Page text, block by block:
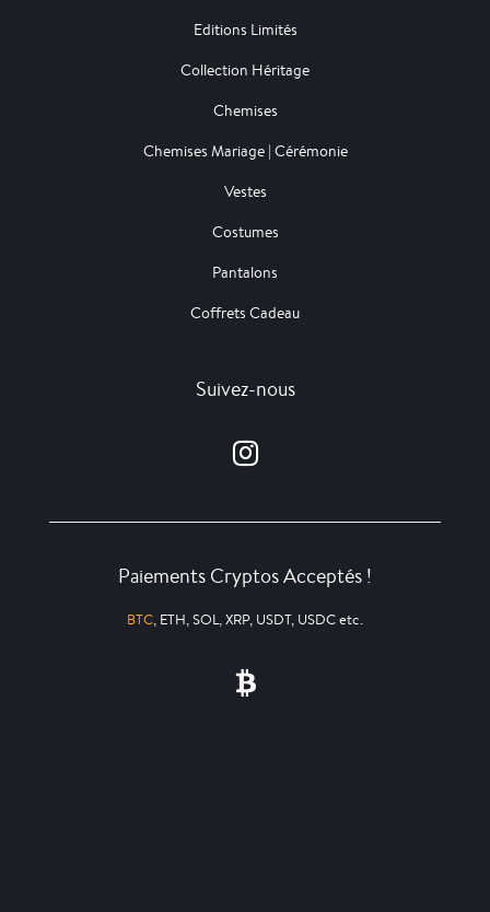
Editions Limités
Collection Héritage
Chemises
Chemises Mariage | Cérémonie
Vestes
Costumes
Pantalons
Coffrets Cadeau
Suivez-nous
Paiements Cryptos Acceptés !
BTC, ETH, SOL, XRP, USDT, USDC etc.